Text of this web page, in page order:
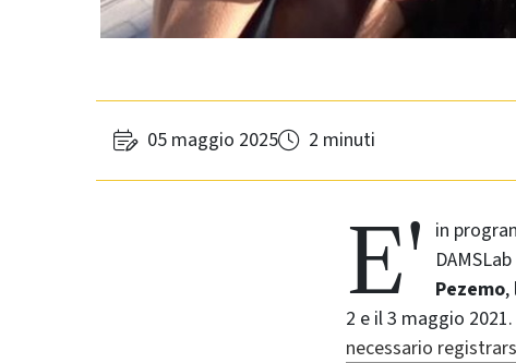
05 maggio 2025 2 minuti
E' in
Pezemo,
2 e il 3 maggio
necessario